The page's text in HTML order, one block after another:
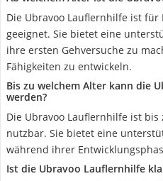
Die Ubravoo Lauflernhilfe ist für
geeignet. Sie bietet eine
ihre ersten Gehversuche zu
Fähigkeiten zu entwickeln.
Bis zu welchem Alter kann die
werden?
Die Ubravoo Lauflernhilfe ist bis
nutzbar. Sie bietet eine
während ihrer
Ist die Ubravoo Lauflernhilfe